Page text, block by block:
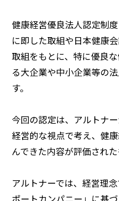
健康経営優良法人認定制
に即した取組や日本健康
取組をもとに、特に優良
る大企業や中小企業等の
す。
今回の認定は、アルトナ
経営的な視点で考え、健
んできた内容が評価された
アルトナーでは、経営理